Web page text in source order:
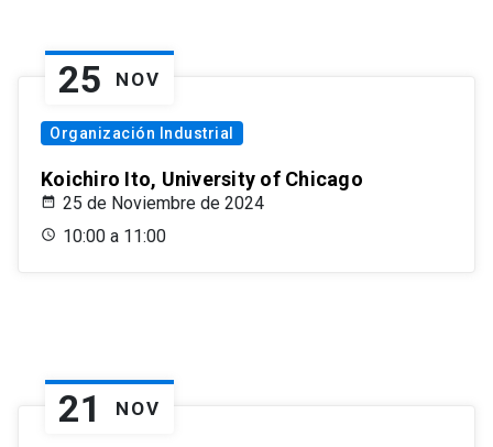
25 NOV
Organización Industrial
Koichiro Ito, University of Chicago
25 de Noviembre de 2024
10:00 a 11:00
21 NOV